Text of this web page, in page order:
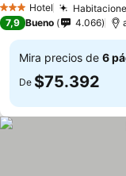
3 Estrellas
Hotel
7,9 Bueno 4.066
Mira precios de 6
De $75.392